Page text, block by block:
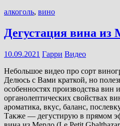
алкоголь, вино
Дегустация вина из
10.09.2021 Гарри Видео
Небольшое видео про сорт
Делюсь с Вами краткой, но
особенностях производства вин
органолептических свойствах
ароматика, вкус, баланс,
Также — дегустирую в прямом